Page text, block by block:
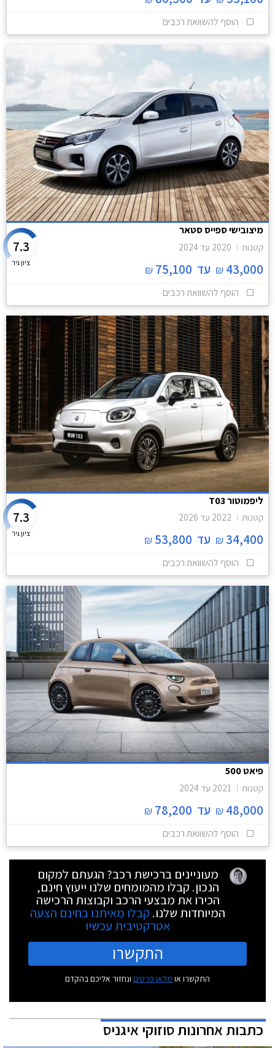
הוסף להשוואת רכבים
מיצובישי ספייס סטאר
קטנות 2020 עד 2024
43,000
₪ עד 75,100
₪
7.3
ציון גיר
הוסף להשוואת רכבים
ליפמוטור T03
קטנות 2022 עד 2026
34,400
₪ עד 53,800
₪
7.3
ציון גיר
הוסף להשוואת רכבים
פיאט 500
קטנות 2021 עד 2024
48,000
₪ עד 78,200
₪
הוסף להשוואת רכבים
מעוניינים ברכישת רכב? הגעתם למקום
הנכון. קבלו מהמומחים שלנו ייעוץ חינם,
הכירו את מבצעי הרכב וקבוצות הרכישה
המיוחדות שלנו. קבלו מאיתנו בחינם הצעה
אטרקטיבית עכשיו
התקשרו
התקשרו או מלאו פרטים ונחזור אליכם בהקדם
כתבות אחרונות סוזוקי איגניס